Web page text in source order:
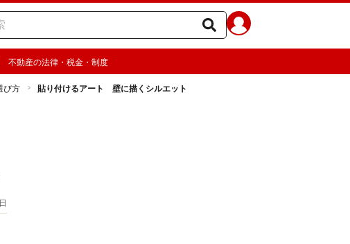
不動産の法律・税金・制度
び方 貼り付けるアート 壁に描くシルエット